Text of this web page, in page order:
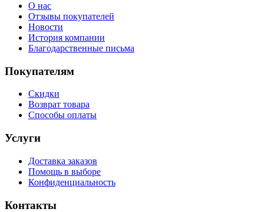
О нас
Отзывы покупателей
Новости
История компании
Благодарственные письма
Покупателям
Скидки
Возврат товара
Способы оплаты
Услуги
Доставка заказов
Помощь в выборе
Конфиденциальность
Контакты